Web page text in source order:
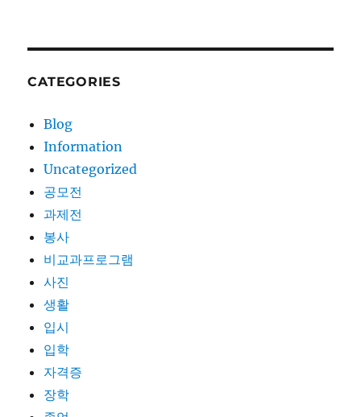
CATEGORIES
Blog
Information
Uncategorized
공모전
과제전
봉사
비교과프로그램
사진
생활
입시
입학
자격증
장학